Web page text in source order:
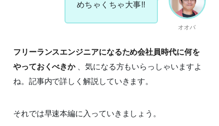
オオバ
めちゃくちゃ大事!!
フリーランスエンジニアになるため会社員時代に何を
やっておくべきか、気になる方もいらっしゃいますよ
ね。記事内で詳しく解説していきます。
それでは早速本編に入っていきましょう。